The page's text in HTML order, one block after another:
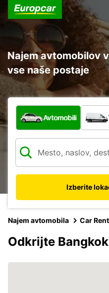
Najem avtomobilov
vse naše postaje
Katera vrsta vozila?
Avtomobili
Izberite
Najem avtomobila Car
Odkrijte